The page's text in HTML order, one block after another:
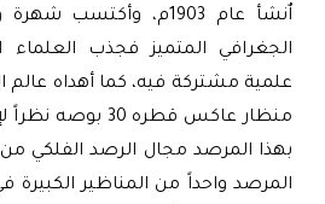
اٌنشأ عام 1903م،
الجغرافي المتميز فجذب العلماء
علمية مشتركة فيه، كما أهداه عالم
منظار عاكس قطره
بهذا المرصد مجال الرصد الفلكي
المرصد واحداً من المناظير الكبيرة